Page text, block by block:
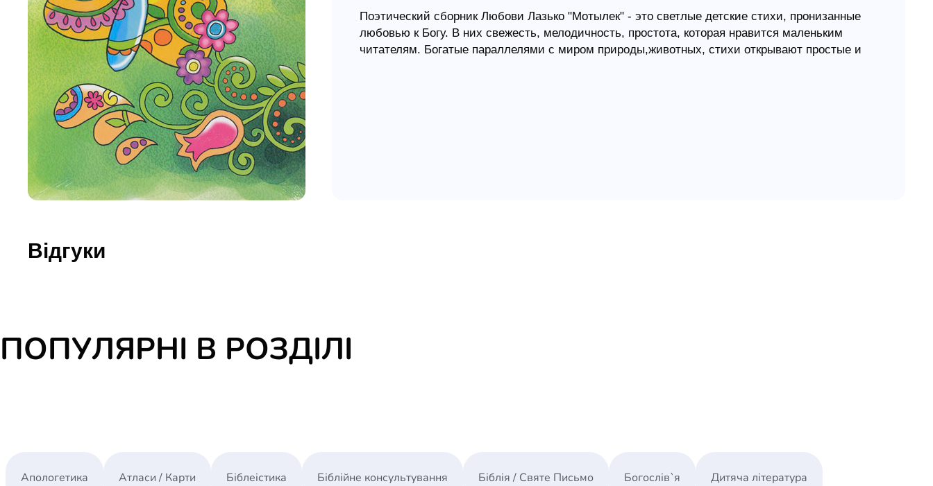
Здоров`я / Харчування
Юдаїзм
Огляд релігій
Художня література
Поэтический сборник Любови Лазько "Мотылек" - это светлые детские стихи, пронизанные
любовью к Богу. В них свежесть, мелодичность, простота, которая нравится маленьким
читателям. Богатые параллелями с миром природы,животных, стихи открывают простые и
Відгуки
ПОПУЛЯРНІ В РОЗДІЛІ
Апологетика Атласи / Карти Біблеістика Біблійне консультування Біблія / Святе Письмо Богослів`я Дитяча література